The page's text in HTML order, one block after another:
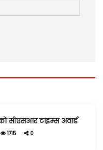
सीएसआर टाइम्स अवार्ड
1715 0